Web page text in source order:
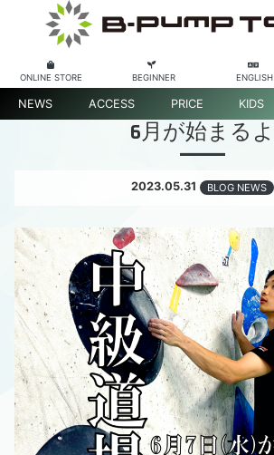
ONLINE STORE BEGINNER ENGLISH
NEWS ACCESS PRICE KIDS
6月が始まるよ
2023.05.31 BLOG NEWS